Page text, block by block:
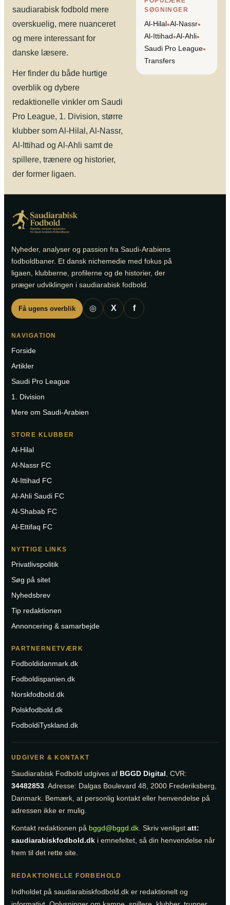
saudiarabisk fodbold mere
overskuelig, mere nuanceret
og mere interessant for
danske læsere.
Her finder du både hurtige
overblik og dybere
redaktionelle vinkler om Saudi
Pro League, 1. Division, større
klubber som Al-Hilal, Al-Nassr,
Al-Ittihad og Al-Ahli samt de
spillere, trænere og historier,
der former ligaen.
SØGNINGER
Al-Hilal•Al-Nassr•
Al-Ittihad•Al-Ahli•
Saudi Pro League•
Transfers
Nyheder, analyser og passion fra Saudi-Arabiens
fodboldbaner. Et dansk nichemedie med fokus på
ligaen, klubberne, profilerne og de historier, der
præger udviklingen i saudiarabisk fodbold.
Få ugens overblik ◎ X f
NAVIGATION
Forside
Artikler
Saudi Pro League
1. Division
Mere om Saudi-Arabien
STORE KLUBBER
Al-Hilal
Al-Nassr FC
Al-Ittihad FC
Al-Ahli Saudi FC
Al-Shabab FC
Al-Ettifaq FC
NYTTIGE LINKS
Privatlivspolitik
Søg på sitet
Nyhedsbrev
Tip redaktionen
Annoncering & samarbejde
PARTNERNETVÆRK
Fodboldidanmark.dk
Fodboldispanien.dk
Norskfodbold.dk
Polskfodbold.dk
FodboldiTyskland.dk
UDGIVER & KONTAKT
Saudiarabisk Fodbold udgives af BGGD Digital, CVR:
34482853. Adresse: Dalgas Boulevard 48, 2000 Frederiksberg,
Danmark. Bemærk, at personlig kontakt eller henvendelse på
adressen ikke er mulig.
Kontakt redaktionen på bggd@bggd.dk. Skriv venligst att:
saudiarabiskfodbold.dk i emnefeltet, så din henvendelse når
frem til det rette site.
REDAKTIONELLE FORBEHOLD
Indholdet på saudiarabiskfodbold.dk er redaktionelt og